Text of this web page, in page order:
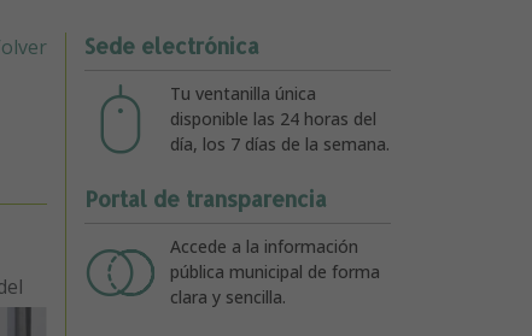
Sede electrónica
Tu ventanilla única
disponible las 24 horas del
día, los 7 días de la semana.
Portal de transparencia
Accede a la información
pública municipal de forma
clara y sencilla.